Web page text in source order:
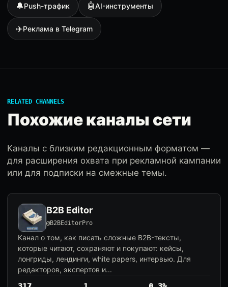
🔔Push-трафик 🤖AI-инструменты
✈️Реклама в Telegram
RELATED CHANNELS
Похожие каналы сети
Каналы с близким редакционным форматом —
для расширения охвата при рекламной кампании
или для подписки на смежные темы.
B2B Editor
@B2BEditorPro
Канал о том, как писать сложные B2B-тексты,
которые читают, сохраняют и покупают: кейсы,
лонгриды, лендинги, white papers, интервью. Для
редакторов, экспертов и...